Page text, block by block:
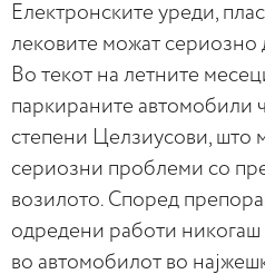
Електронските уреди,
лековите можат сериозно
Во текот на летните
паркираните автомобили
степени Целзиусови, што
сериозни проблеми со
возилото. Според
одредени работи никогаш
во автомобилот во